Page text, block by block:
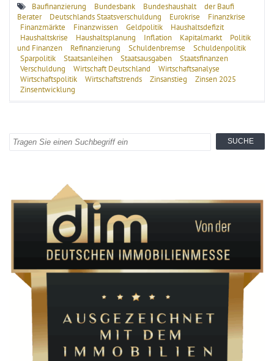
Baufinanzierung
Bundesbank Bundeshaushalt
der Baufi
Berater
Deutschlands Staatsverschuldung Eurokrise
Finanzkrise
Finanzmärkte
Finanzwissen Geldpolitik
Haushaltsdefizit
Haushaltskrise
Haushaltsplanung Inflation Kapitalmarkt
Politik
und Finanzen
Refinanzierung Schuldenbremse
Schuldenpolitik
Sparpolitik
Staatsanleihen Staatsausgaben
Staatsfinanzen
Verschuldung
Wirtschaft Deutschland
Wirtschaftsanalyse
Wirtschaftspolitik
Wirtschaftstrends Zinsanstieg
Zinsen 2025
Zinsentwicklung